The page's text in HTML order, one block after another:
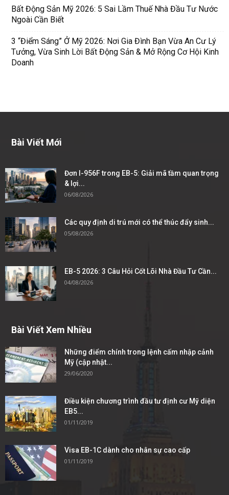
Bất Động Sản Mỹ 2026: 5 Sai Lầm Thuế Nhà Đầu Tư Nước
Ngoài Cần Biết
3 “Điểm Sáng” Ở Mỹ 2026: Nơi Gia Đình Bạn Vừa An Cư Lý
Tưởng, Vừa Sinh Lời Bất Động Sản & Mở Rộng Cơ Hội Kinh
Doanh
Bài Viết Mới
Đơn I-956F trong EB-5: Giải mã tầm quan trọng
& lợi...
06/08/2026
Các quy định di trú mới có thể thúc đẩy sinh...
05/08/2026
EB-5 2026: 3 Câu Hỏi Cốt Lõi Nhà Đầu Tư Cần...
04/08/2026
Bài Viết Xem Nhiều
Những điểm chính trong lệnh cấm nhập cảnh
Mỹ (cập nhật...
29/06/2020
Điều kiện chương trình đầu tư định cư Mỹ diện
EB5...
01/11/2019
Visa EB-1C dành cho nhân sự cao cấp
01/11/2019